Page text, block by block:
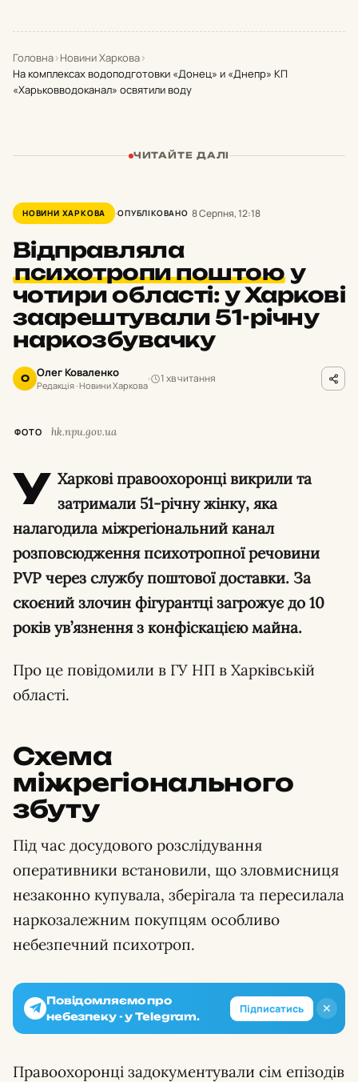
Головна›Новини Харкова›
На комплексах водоподготовки «Донец» и «Днепр» КП
«Харьковводоканал» освятили воду
ЧИТАЙТЕ ДАЛІ
НОВИНИ ХАРКОВА ОПУБЛІКОВАНО 8 Серпня, 12:18
Відправляла
психотропи поштою у
чотири області: у Харкові
заарештували 51-річну
наркозбувачку
О Олег Коваленко
Редакція · Новини Харкова
1 хв читання
ФОТО hk.npu.gov.ua
У Харкові правоохоронці викрили та
затримали 51-річну жінку, яка
налагодила міжрегіональний канал
розповсюдження психотропної речовини
PVP через службу поштової доставки. За
скоєний злочин фігурантці загрожує до 10
років ув’язнення з конфіскацією майна.
Про це повідомили в ГУ НП в Харківській
області.
Схема
міжрегіонального
збуту
Під час досудового розслідування
оперативники встановили, що зловмисниця
незаконно купувала, зберігала та пересилала
наркозалежним покупцям особливо
небезпечний психотроп.
✕
Повідомляємо про
небезпеку - у Telegram.
Підписатись
Правоохоронці задокументували сім епізодів